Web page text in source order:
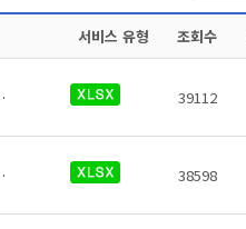
서비스 유형 조회수
, 전화번호, 데이터 기준일자, 참고사항이 있습니다.
39112
전화번호, 데이터 기준일자, 참고사항이 있습니다.
38598